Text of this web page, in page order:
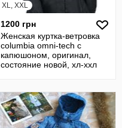
XL, XXL
1200 грн
Женская куртка-ветровка
columbia omni-tech с
капюшоном, оригинал,
состояние новой, хл-ххл